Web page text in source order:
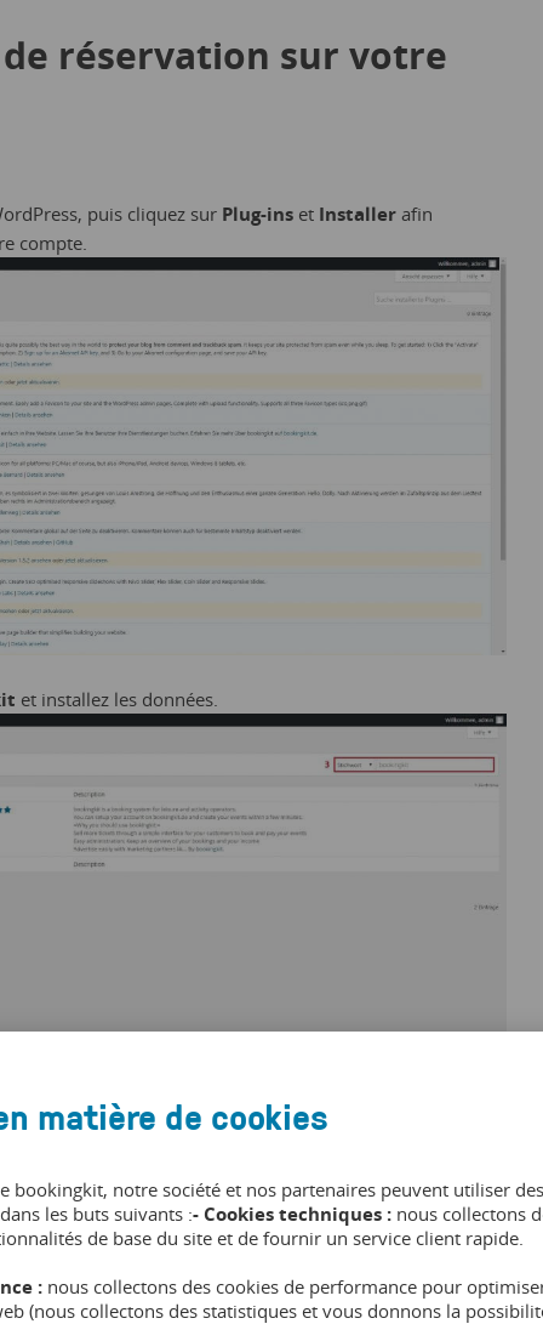
réservation sur votre
puis cliquez sur Plug-ins et Installer afin
compte.
et installez les données.
renseigner lesdonnées du serveurde votre site Web.
matière de cookies
bookingkit, notre société et nos partenaires peuvent utiliser
les buts suivants :- Cookies techniques : nous collectons
de base du site et de fournir un service client rapide.
: nous collectons des cookies de performance pour
(nous collectons des statistiques et vous donnons la